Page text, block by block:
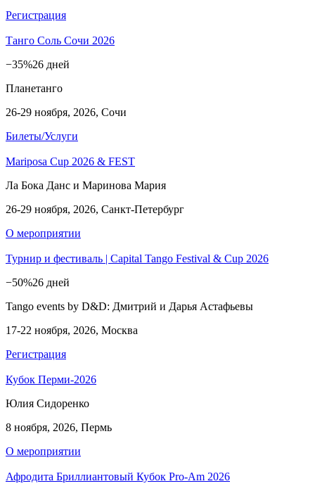
Регистрация
Танго Соль Сочи 2026
−35%26 дней
Планетанго
26-29 ноября, 2026, Сочи
Билеты/Услуги
Mariposa Cup 2026 & FEST
Ла Бока Данс и Маринова Мария
26-29 ноября, 2026, Санкт-Петербург
О мероприятии
Турнир и фестиваль | Capital Tango Festival & Cup 2026
−50%26 дней
Tango events by D&D: Дмитрий и Дарья Астафьевы
17-22 ноября, 2026, Москва
Регистрация
Кубок Перми-2026
Юлия Сидоренко
8 ноября, 2026, Пермь
О мероприятии
Афродита Бриллиантовый Кубок Pro-Am 2026